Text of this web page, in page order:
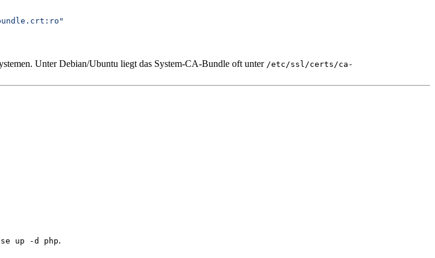
Unter Debian/Ubuntu liegt das System-CA-Bundle oft unter /etc/ssl/certs/ca-
up -d php.